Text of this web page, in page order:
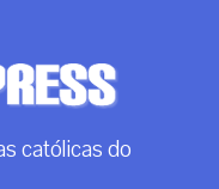
católicas do